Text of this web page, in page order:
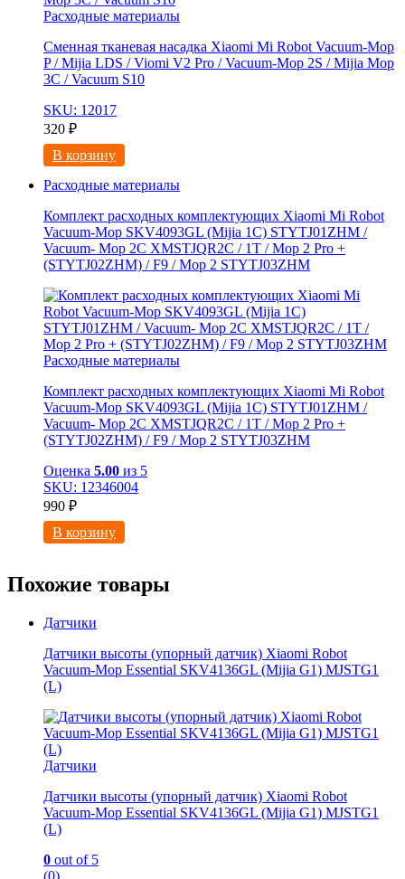
Расходные материалы
Сменная тканевая насадка Xiaomi Mi Robot Vacuum-Mop
P / Mijia LDS / Viomi V2 Pro / Vacuum-Mop 2S / Mijia Mop
3C / Vacuum S10
SKU: 12017
320 ₽
В корзину
Расходные материалы
Комплект расходных комплектующих Xiaomi Mi Robot
Vacuum-Mop SKV4093GL (Mijia 1C) STYTJ01ZHM /
Vacuum- Mop 2C XMSTJQR2C / 1T / Mop 2 Pro +
(STYTJ02ZHM) / F9 / Mop 2 STYTJ03ZHM
Расходные материалы
Комплект расходных комплектующих Xiaomi Mi Robot
Vacuum-Mop SKV4093GL (Mijia 1C) STYTJ01ZHM /
Vacuum- Mop 2C XMSTJQR2C / 1T / Mop 2 Pro +
(STYTJ02ZHM) / F9 / Mop 2 STYTJ03ZHM
Оценка 5.00 из 5
SKU: 12346004
990 ₽
В корзину
Похожие товары
Датчики
Датчики высоты (упорный датчик) Xiaomi Robot
Vacuum-Mop Essential SKV4136GL (Mijia G1) MJSTG1
(L)
Датчики
Датчики высоты (упорный датчик) Xiaomi Robot
Vacuum-Mop Essential SKV4136GL (Mijia G1) MJSTG1
(L)
0 out of 5
(0)